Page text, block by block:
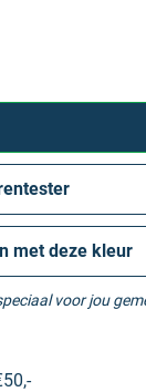
met deze kleur
voor jou